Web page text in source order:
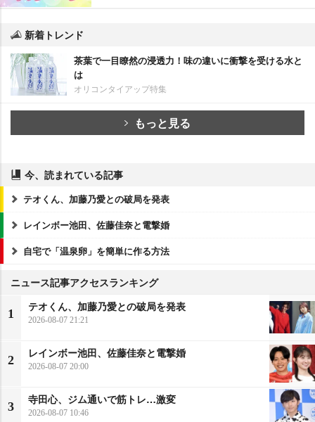
新着トレンド
茶葉で一目瞭然の浸透力！味の違いに衝撃を受ける水と
は
オリコンタイアップ特集
もっと見る
今、読まれている記事
テオくん、加藤乃愛との破局を発表
レインボー池田、佐藤佳奈と電撃婚
自宅で「温泉卵」を簡単に作る方法
ニュース記事アクセスランキング
1
テオくん、加藤乃愛との破局を発表
2026-08-07 21:21
2
レインボー池田、佐藤佳奈と電撃婚
2026-08-07 20:00
3
寺田心、ジム通いで筋トレ…激変
2026-08-07 10:46